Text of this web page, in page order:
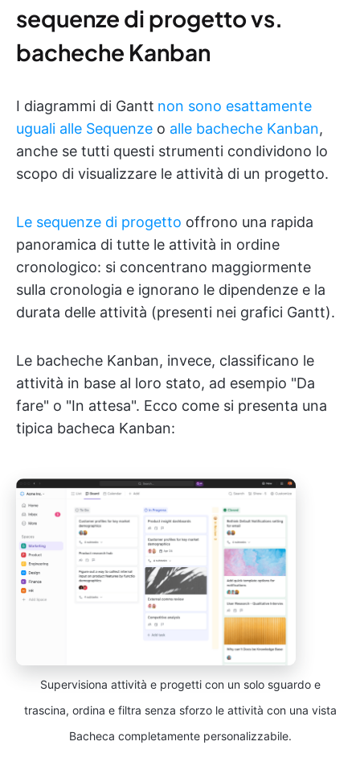
sequenze di progetto vs.
bacheche Kanban
I diagrammi di Gantt non sono esattamente
uguali alle Sequenze o alle bacheche Kanban,
anche se tutti questi strumenti condividono lo
scopo di visualizzare le attività di un progetto.
Le sequenze di progetto offrono una rapida
panoramica di tutte le attività in ordine
cronologico: si concentrano maggiormente
sulla cronologia e ignorano le dipendenze e la
durata delle attività (presenti nei grafici Gantt).
Le bacheche Kanban, invece, classificano le
attività in base al loro stato, ad esempio "Da
fare" o "In attesa". Ecco come si presenta una
tipica bacheca Kanban:
Supervisiona attività e progetti con un solo sguardo e
trascina, ordina e filtra senza sforzo le attività con una vista
Bacheca completamente personalizzabile.